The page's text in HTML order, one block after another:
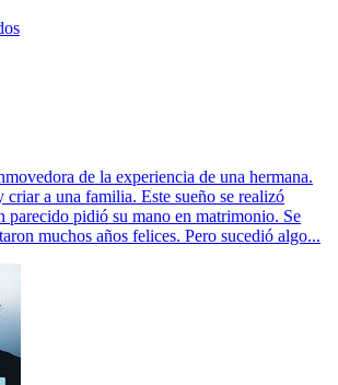
de la experiencia de una hermana.
criar a una familia. Este sueño se realizó
parecido pidió su mano en matrimonio. Se
muchos años felices. Pero sucedió algo...